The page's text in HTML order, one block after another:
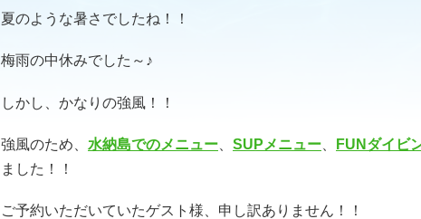
夏のような暑さでしたね！！
梅雨の中休みでした～♪
しかし、かなりの強風！！
強風のため、 水納島でのメニュー SUPメニュー FUNダイビ
ました！！
ご予約いただいていたゲスト様、申し訳ありません！！